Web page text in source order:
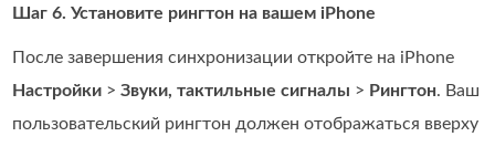
Шаг 6. Установите рингтон на вашем iPhone
После завершения синхронизации откройте на iPhone
Настройки >Звуки, тактильные сигналы > Рингтон. Ваш
пользовательский рингтон должен отображаться вверху